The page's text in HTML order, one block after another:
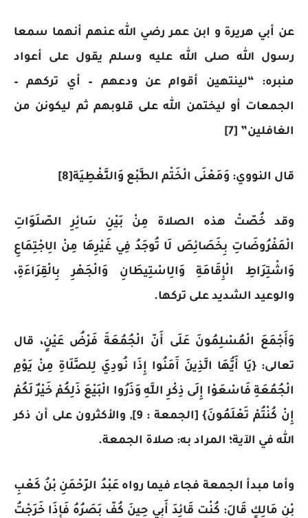
عن أبي هريرة و ابن عمر رضي الله عنهم أنهما سمعا
رسول الله صلى الله عليه وسلم يقول على أعواد
منبره: “لينتهين أقوام عن ودعهم – أي تركهم –
الجمعات أو ليختمن الله على قلوبهم ثم ليكونن من
الغافلين” [7]
قال النووي: وَمَعْنَى الْخَتْم الطَّبْع وَالتَّغْطِيَة[8]
وقد خُصّتْ هذه الصلاة مِنْ بَيْنِ سَائِرِ الصّلَوَاتِ
الْمَفْرُوضَاتِ بِخَصَائِصَ لَا تُوجَدُ فِي غَيْرِهَا مِنْ الِاجْتِمَاعِ
وَاشْتِرَاطِ الْإِقَامَةِ وَالِاسْتِيطَانِ وَالْجَهْرِ بِالْقِرَاءَةِ،
والوعيد الشديد على تركها.
وَأَجْمَعَ الْمُسْلِمُونَ عَلَى أَنّ الْجُمُعَةَ فَرْضُ عَيْنٍ، قال
تعالى: {يَا أَيُّهَا الَّذِينَ آَمَنُوا إِذَا نُودِيَ لِلصَّلَاةِ مِنْ يَوْمِ
الْجُمُعَةِ فَاسْعَوْا إِلَى ذِكْرِ اللَّهِ وَذَرُوا الْبَيْعَ ذَلِكُمْ خَيْرٌ لَكُمْ
إِنْ كُنْتُمْ تَعْلَمُونَ} [الجمعة : 9], والأكثرون على أن ذكر
الله في الآية؛ المراد به: صلاة الجمعة.
وأما مبدأ الجمعة فجاء فيما رواه عَبْدُ الرّحْمَنِ بْنُ كَعْبِ
بْنِ مَالِكٍ قَالَ: كُنْت قَائِدَ أَبِي حِينَ كُفّ بَصَرُهُ فَإِذَا خَرَجْتُ